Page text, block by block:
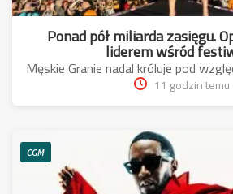
Ponad pół miliarda zasięgu.
liderem wśród
Męskie Granie nadal króluje pod
11 godzin temu
CGM